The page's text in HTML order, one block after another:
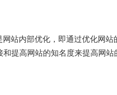
网站内部优化，即通过优化网
提高网站的知名度来提高网站